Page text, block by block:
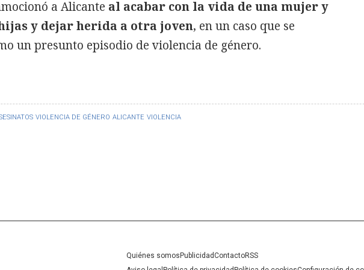
VIOLENCIA DE GÉNERO ALICANTE VIOLENCIA
a Alicante al acabar con la vida de una mujer y
y dejar herida a otra joven, en un caso que se
un presunto episodio de violencia de género.
Quiénes somos PublicidadContactoRSS